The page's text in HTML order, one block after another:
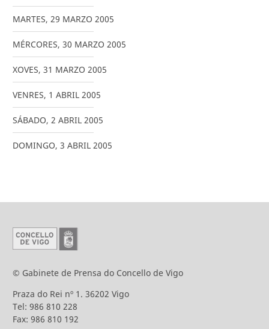
MARTES, 29 MARZO 2005
MÉRCORES, 30 MARZO 2005
XOVES, 31 MARZO 2005
VENRES, 1 ABRIL 2005
SÁBADO, 2 ABRIL 2005
DOMINGO, 3 ABRIL 2005
© Gabinete de Prensa do Concello de Vigo
Praza do Rei nº 1. 36202 Vigo
Tel: 986 810 228
Fax: 986 810 192